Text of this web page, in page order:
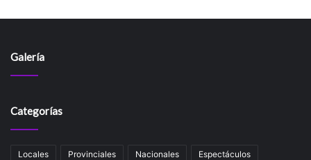
Galería
Categorías
Locales Provinciales Nacionales Espectáculos